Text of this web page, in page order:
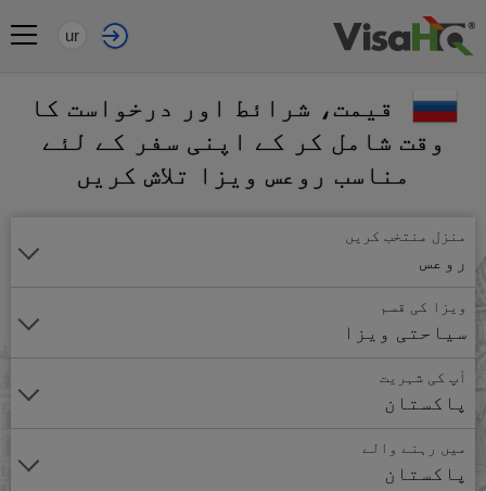
ur
قیمت، شرائط اور درخواست کا
وقت شامل کر کے اپنی سفر کے لئے
مناسب روعس ویزا تلاش کریں
منزل منتخب کریں
روعس
ویزا کی قسم
سیاحتی ویزا
آپ کی شہریت
پاکستان
میں رہنے والے
پاکستان